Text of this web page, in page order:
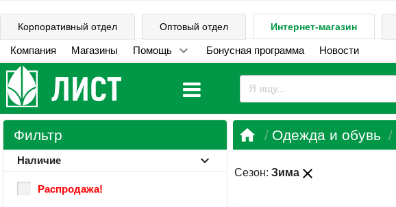
Корпоративный отдел Оптовый отдел Интернет-магазин
Компания Магазины Помощь Бонусная программа Новости
Фильтр
Наличие
Распродажа!
 Одежда и обувь
Сезон:Зима close